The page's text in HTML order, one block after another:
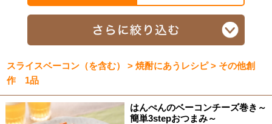
スライスベーコン（を含む） > 焼酎にあうレシピ > その他創
作 1品
はんぺんのベーコンチーズ巻き～
簡単3stepおつまみ～